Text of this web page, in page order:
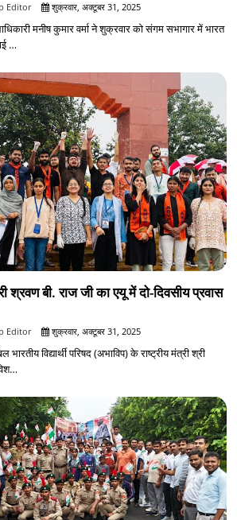
Editor शुक्रवार, अक्टूबर 31, 2025
मनीष कुमार वर्मा ने शुक्रवार को संगम सभागार में भारत
…
श्रवण बी. राज जी का एयू में दो-दिवसीय प्रवास
Editor शुक्रवार, अक्टूबर 31, 2025
विद्यार्थी परिषद (अभाविप) के राष्ट्रीय मंत्री श्री